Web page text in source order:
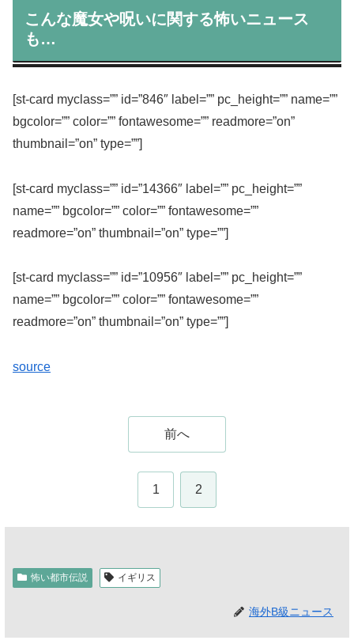
こんな魔女や呪いに関する怖いニュース
も…
[st-card myclass=”” id=”846″ label=”” pc_height=”” name=””
bgcolor=”” color=”” fontawesome=”” readmore=”on”
thumbnail=”on” type=””]
[st-card myclass=”” id=”14366″ label=”” pc_height=””
name=”” bgcolor=”” color=”” fontawesome=””
readmore=”on” thumbnail=”on” type=””]
[st-card myclass=”” id=”10956″ label=”” pc_height=””
name=”” bgcolor=”” color=”” fontawesome=””
readmore=”on” thumbnail=”on” type=””]
source
前へ
1 2
怖い都市伝説 イギリス
海外B級ニュース